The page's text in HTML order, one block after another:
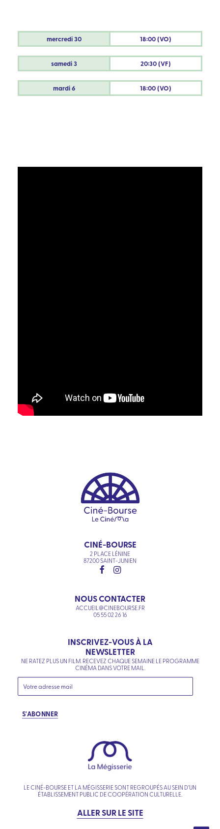
mercredi30 18:00 (VO)
samedi3 20:30 (VF)
mardi6 18:00 (VO)
CINÉ-BOURSE
2 PLACE LÉNINE
87200 SAINT-JUNIEN
NOUS CONTACTER
ACCUEIL@CINEBOURSE.FR
05 55 02 26 16
INSCRIVEZ-VOUS À LA
NEWSLETTER
NE RATEZ PLUS UN FILM. RECEVEZ CHAQUE SEMAINE LE PROGRAMME
CINÉMA DANS VOTRE MAIL.
S'ABONNER
LE CINÉ-BOURSE ET LA MÉGISSERIE SONT REGROUPÉS AU SEIN D’UN
ÉTABLISSEMENT PUBLIC DE COOPÉRATION CULTURELLE.
ALLER SUR LE SITE